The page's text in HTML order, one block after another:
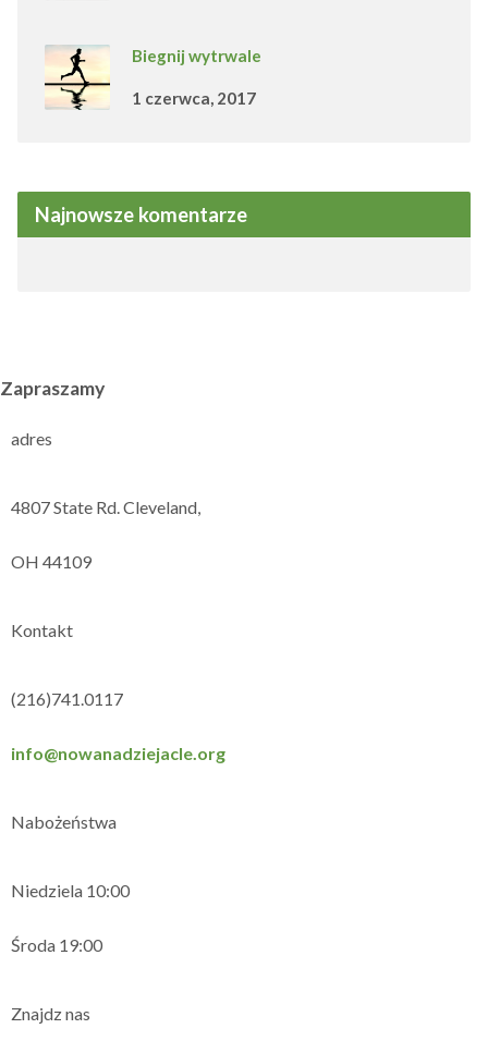
Biegnij wytrwale
1 czerwca, 2017
Najnowsze komentarze
Zapraszamy
adres
4807 State Rd. Cleveland,
OH 44109
Kontakt
(216)741.0117
info@nowanadziejacle.org
Nabożeństwa
Niedziela 10:00
Środa 19:00
Znajdz nas